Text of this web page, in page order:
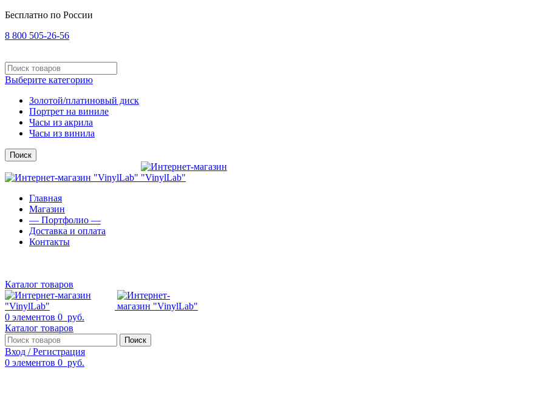
Бесплатно по России
8 800 505-26-56
Выберите категорию
Золотой/платиновый диск
Портрет на виниле
Часы из акрила
Часы из винила
Поиск
Главная
Магазин
— Портфолио —
Доставка и оплата
Контакты
Каталог товаров
0 элементов 0 руб.
Каталог товаров
Поиск
Вход / Регистрация
0 элементов 0 руб.